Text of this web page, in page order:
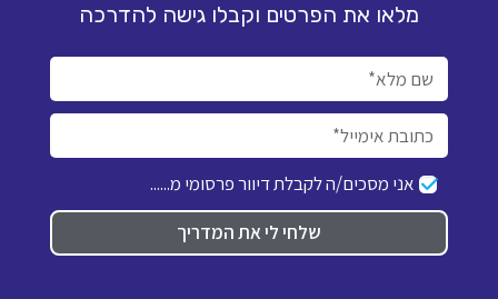
מלאו את הפרטים וקבלו גישה להדרכה
אני מסכים/ה לקבלת דיוור פרסומי מ......
שלחי לי את המדריך